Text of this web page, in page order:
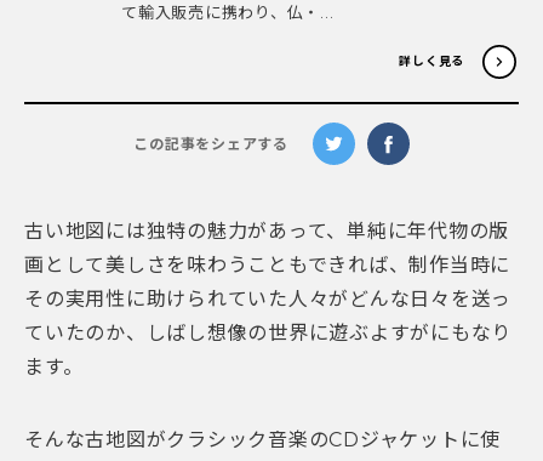
て輸入販売に携わり、仏・...
詳しく見る
この記事をシェアする
古い地図には独特の魅力があって、単純に年代物の版
画として美しさを味わうこともできれば、制作当時に
その実用性に助けられていた人々がどんな日々を送っ
ていたのか、しばし想像の世界に遊ぶよすがにもなり
ます。
そんな古地図がクラシック音楽のCDジャケットに使